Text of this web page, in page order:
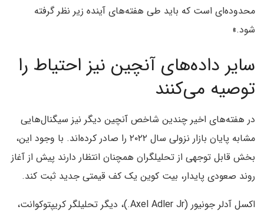
محدوده‌ای است که باید طی هفته‌های آینده زیر نظر گرفته
شود.»
سایر داده‌های آنچین نیز احتیاط را
توصیه می‌کنند
در هفته‌های اخیر چندین شاخص آنچین دیگر نیز سیگنال‌هایی
مشابه پایان بازار نزولی سال ۲۰۲۲ را صادر کرده‌اند. با وجود این،
بخش قابل توجهی از تحلیلگران همچنان انتظار دارند پیش از آغاز
روند صعودی پایدار، بیت کوین یک کف قیمتی جدید ثبت کند.
اکسل آدلر جونیور (Axel Adler Jr.)، دیگر تحلیلگر کریپتوکوانت،